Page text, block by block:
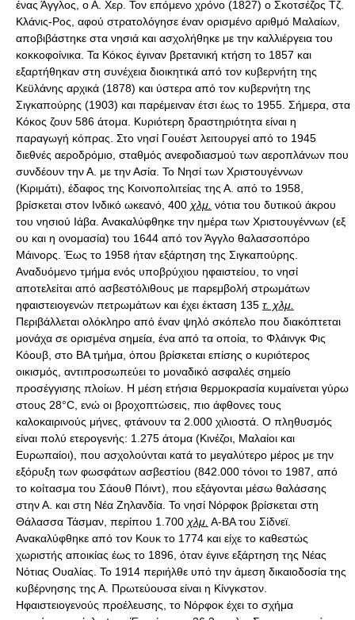
ένας Άγγλος, ο Α. Χερ. Τον επόμενο χρόνο (1827) ο Σκοτσέζος Τζ.
Κλάνις-Ρος, αφού στρατολόγησε έναν ορισμένο αριθμό Μαλαίων,
αποβιβάστηκε στα νησιά και ασχολήθηκε με την καλλιέργεια του
κοκκοφοίνικα. Τα Κόκος έγιναν βρετανική κτήση το 1857 και
εξαρτήθηκαν στη συνέχεια διοικητικά από τον κυβερνήτη της
Κεϋλάνης αρχικά (1878) και ύστερα από τον κυβερνήτη της
Σιγκαπούρης (1903) και παρέμειναν έτσι έως το 1955. Σήμερα, στα
Κόκος ζουν 586 άτομα. Κυριότερη δραστηριότητα είναι η
παραγωγή κόπρας. Στο νησί Γουέστ λειτουργεί από το 1945
διεθνές αεροδρόμιο, σταθμός ανεφοδιασμού των αεροπλάνων που
συνδέουν την Α. με την Ασία. Το Νησί των Χριστουγέννων
(Κιριμάτι), έδαφος της Κοινοπολιτείας της Α. από το 1958,
βρίσκεται στον Ινδικό ωκεανό, 400 χλμ. νότια του δυτικού άκρου
του νησιού Ιάβα. Ανακαλύφθηκε την ημέρα των Χριστουγέννων (εξ
ου και η ονομασία) του 1644 από τον Άγγλο θαλασσοπόρο
Μάινορς. Έως το 1958 ήταν εξάρτηση της Σιγκαπούρης.
Αναδυόμενο τμήμα ενός υποβρύχιου ηφαιστείου, το νησί
αποτελείται από ασβεστόλιθους με παρεμβολή στρωμάτων
ηφαιστειογενών πετρωμάτων και έχει έκταση 135 τ. χλμ.
Περιβάλλεται ολόκληρο από έναν ψηλό σκόπελο που διακόπτεται
μονάχα σε ορισμένα σημεία, ένα από τα οποία, το Φλάινγκ Φις
Κόουβ, στο ΒΑ τμήμα, όπου βρίσκεται επίσης ο κυριότερος
οικισμός, αντιπροσωπεύει το μοναδικό ασφαλές σημείο
προσέγγισης πλοίων. Η μέση ετήσια θερμοκρασία κυμαίνεται γύρω
στους 28°C, ενώ οι βροχοπτώσεις, πιο άφθονες τους
καλοκαιρινούς μήνες, φτάνουν τα 2.000 χιλιοστά. Ο πληθυσμός
είναι πολύ ετερογενής: 1.275 άτομα (Κινέζοι, Μαλαίοι και
Ευρωπαίοι), που ασχολούνται κατά το μεγαλύτερο μέρος με την
εξόρυξη των φωσφάτων ασβεστίου (842.000 τόνοι το 1987, από
το κοίτασμα του Σάουθ Πόιντ), που εξάγονται μέσω θαλάσσης
στην Α. και στη Νέα Ζηλανδία. Το νησί Νόρφοκ βρίσκεται στη
Θάλασσα Τάσμαν, περίπου 1.700 χλμ. Α-ΒΑ του Σίδνεϊ.
Ανακαλύφθηκε από τον Κουκ το 1774 και είχε το καθεστώς
χωριστής αποικίας έως το 1896, όταν έγινε εξάρτηση της Νέας
Νότιας Ουαλίας. Το 1914 περιήλθε υπό την άμεση δικαιοδοσία της
κυβέρνησης της Α. Πρωτεύουσα είναι η Κίνγκστον.
Ηφαιστειογενούς προέλευσης, το Νόρφοκ έχει το σχήμα